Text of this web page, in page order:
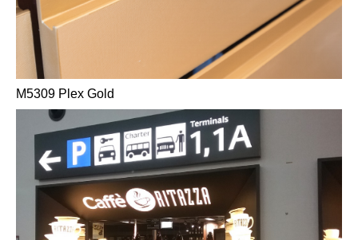
M5309 Plex Gold